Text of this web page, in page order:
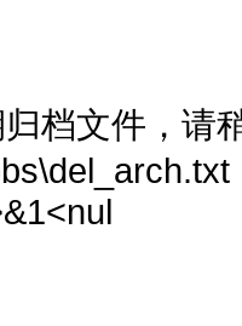
档文件，请